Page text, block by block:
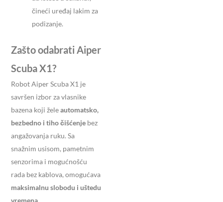
čineći uređaj lakim za
podizanje.
Zašto odabrati Aiper
Scuba X1?
Robot Aiper Scuba X1 je
savršen izbor za vlasnike
bazena koji želeautomatsko,
bezbedno i tiho čišćenje bez
angažovanja ruku. Sa
snažnim usisom, pametnim
senzorima i mogućnošću
rada bez kablova, omogućava
maksimalnu slobodu i uštedu